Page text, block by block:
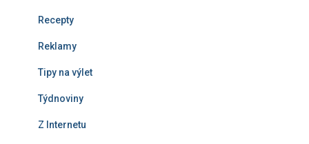
Recepty
Reklamy
Tipy na výlet
Týdnoviny
Z Internetu